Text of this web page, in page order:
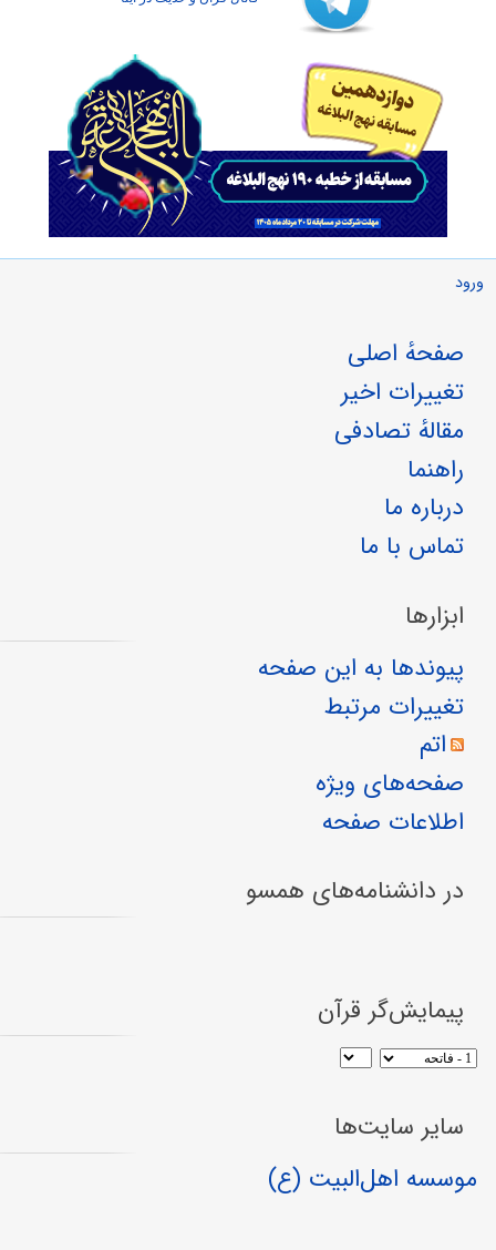
ورود
صفحهٔ اصلی
تغییرات اخیر
مقالهٔ تصادفی
راهنما
درباره ما
تماس با ما
ابزارها
پیوندها به این صفحه
تغییرات مرتبط
اتم
صفحه‌های ویژه
اطلاعات صفحه
در دانشنامه‌های همسو
پیمایش‌گر قرآن
سایر سایت‌ها
موسسه اهل‌البیت (ع)